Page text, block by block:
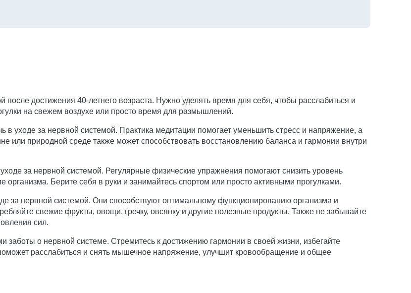
после достижения 40-летнего возраста. Нужно уделять время для себя, чтобы расслабиться и
на свежем воздухе или просто время для размышлений.
в уходе за нервной системой. Практика медитации помогает уменьшить стресс и напряжение, а
или природной среде также может способствовать восстановлению баланса и гармонии внутри
за нервной системой. Регулярные физические упражнения помогают снизить уровень
организма. Берите себя в руки и занимайтесь спортом или просто активными прогулками.
за нервной системой. Они способствуют оптимальному функционированию организма и
свежие фрукты, овощи, гречку, овсянку и другие полезные продукты. Также не забывайте
сил.
о нервной системе. Стремитесь к достижению гармонии в своей жизни, избегайте
расслабиться и снять мышечное напряжение, улучшит кровообращение и общее